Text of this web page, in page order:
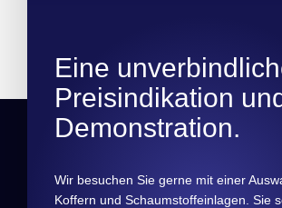
Eine
Preisindikation
Demonstration.
Wir besuchen Sie gerne mit einer
Koffern und Schaumstoffeinlagen. Sie